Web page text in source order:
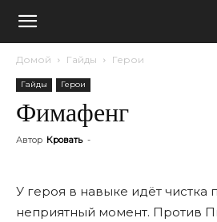
Домой Гайды Герои
Гайды Герои
Фимафенг
Автор Кровать -
У героя в навыке идёт чистка
неприятный момент. Против